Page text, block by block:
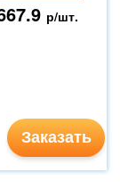
р/шт.
Заказать